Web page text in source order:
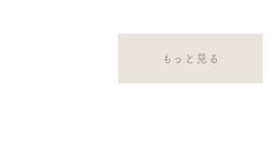
もっと見る